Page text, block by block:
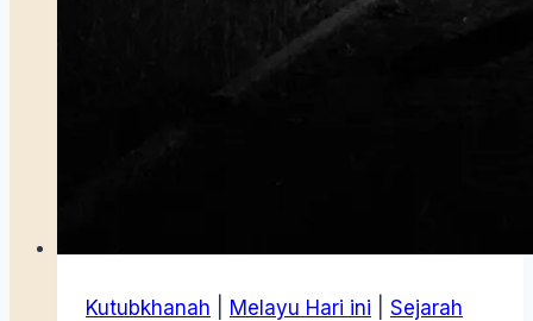
Kutubkhanah Melayu Hari ini
Sejarah